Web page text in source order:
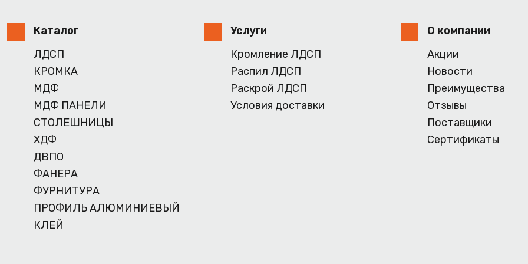
Каталог
ЛДСП
КРОМКА
МДФ
МДФ ПАНЕЛИ
СТОЛЕШНИЦЫ
ХДФ
ДВПО
ФАНЕРА
ФУРНИТУРА
ПРОФИЛЬ АЛЮМИНИЕВЫЙ
КЛЕЙ
Услуги
Кромление ЛДСП
Распил ЛДСП
Раскрой ЛДСП
Условия доставки
О компании
Акции
Новости
Преимущества
Отзывы
Поставщики
Сертификаты